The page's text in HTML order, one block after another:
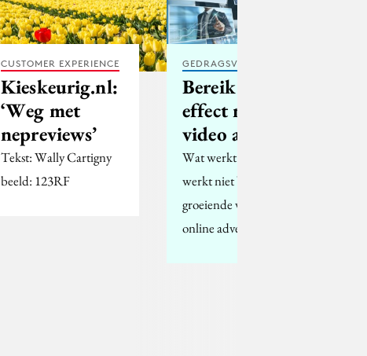
CUSTOMER EXPERIENCE
Kieskeurig.nl:
‘Weg met
nepreviews’
Tekst: Wally Cartigny
beeld: 123RF
GEDRAGSVERANDERING
Bereik meer
effect met
video ads
Wat werkt wel en wat
werkt niet bij de snelst
groeiende vorm van
online advertising?